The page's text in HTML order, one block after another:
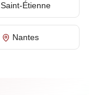
Saint-Étienne
Nantes